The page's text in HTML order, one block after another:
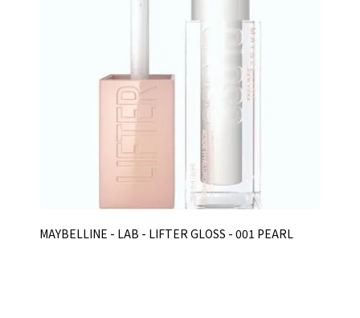
MAYBELLINE - LAB - LIFTER GLOSS - 001 PEARL